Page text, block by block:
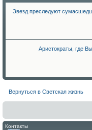
Звезд преследуют
Аристократы, где
Вернуться в Светская жизнь
Контакты